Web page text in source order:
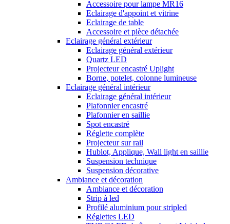
Accessoire pour lampe MR16
Eclairage d'appoint et vitrine
Eclairage de table
Accessoire et pièce détachée
Eclairage général extérieur
Eclairage général extérieur
Quartz LED
Projecteur encastré Uplight
Borne, potelet, colonne lumineuse
Eclairage général intérieur
Eclairage général intérieur
Plafonnier encastré
Plafonnier en saillie
Spot encastré
Réglette complète
Projecteur sur rail
Hublot, Applique, Wall light en saillie
Suspension technique
Suspension décorative
Ambiance et décoration
Ambiance et décoration
Strip à led
Profilé aluminium pour stripled
Réglettes LED